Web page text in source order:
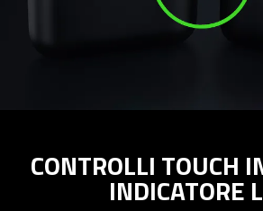
CONTROLLI TOUCH
INDICATORE